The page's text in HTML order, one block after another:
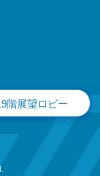
階展望ロビー